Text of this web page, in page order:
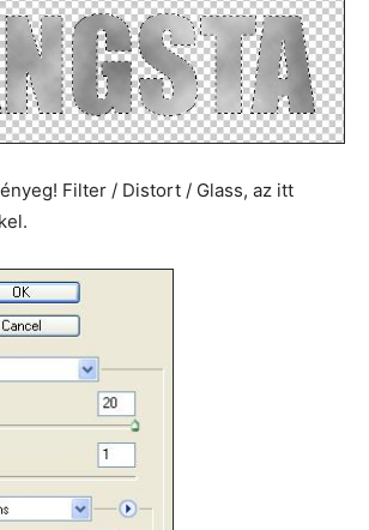
Filter / Distort / Glass, az itt